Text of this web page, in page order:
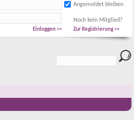
Angemeldet bleiben
Noch kein Mitglied?
Einloggen >> Zur Registrierung >>